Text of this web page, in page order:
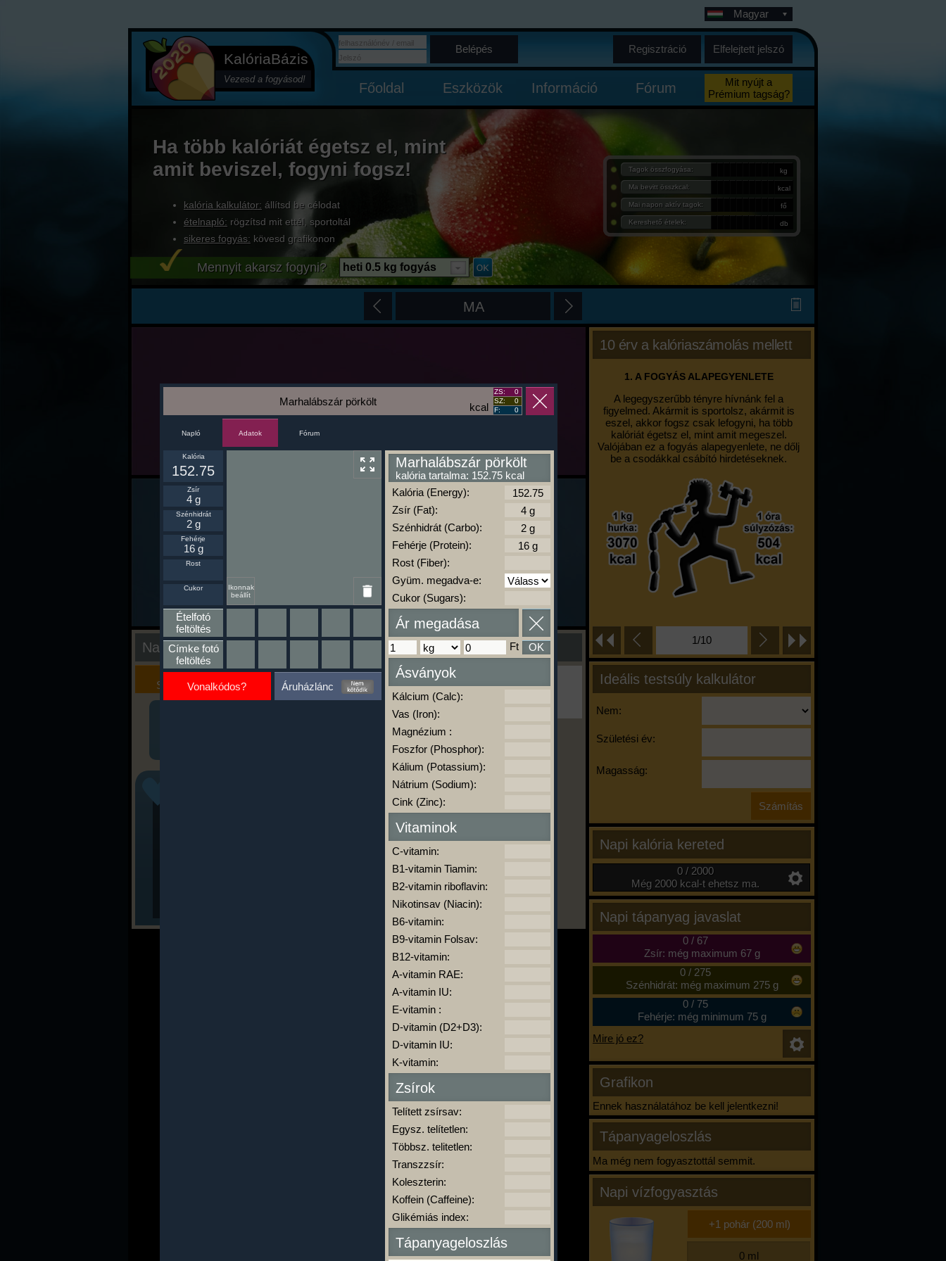
KalóriaBázis
Vezesd a fogyásod!
Magyar
Belépés Regisztráció Elfelejtett jelszó
Főoldal Eszközök Információ Fórum
Mit nyújt a
Prémium tagság?
Ha több kalóriát égetsz el, mint
amit beviszel, fogyni fogsz!
kalória kalkulátor: állítsd be célodat
ételnapló: rögzítsd mit ettél, sportoltál
sikeres fogyás: kövesd grafikonon
Tagok összfogyása: kg
Ma bevitt összkcal: kcal
Mai napon aktív tagok: fő
Kereshető ételek: db
Mennyit akarsz fogyni? heti 0.5 kg fogyás
MA
10 érv a kalóriaszámolás mellett
1. A FOGYÁS ALAPEGYENLETE
A legegyszerűbb tényre hívnánk fel a
figyelmed. Akármit is sportolsz, akármit is
eszel, akkor fogsz csak lefogyni, ha több
kalóriát égetsz el, mint amit megeszel.
Valójában ez a fogyás alapegyenlete, ne dőlj
be a csodákkal csábító hirdetéseknek.
1/10
Ideális testsúly kalkulátor
Nem:
Születési év:
Magasság:
Napi kalória kereted
0 / 2000
Még 2000 kcal-t ehetsz ma.
Napi tápanyag javaslat
0/ 67
Zsír: még maximum 67 g
0/ 275
Szénhidrát: még maximum 275 g
0/ 75
Fehérje: még minimum 75 g
Mire jó ez?
Grafikon
Ennek használatához be kell jelentkezni!
Tápanyageloszlás
Ma még nem fogyasztottál semmit.
Napi vízfogyasztás
Nap kiértékelése
Kalória
Szimulátor
Szöveges
Értékelés
Ha ma már nem eszel/sportolsz többet,
kattints a kiértékelésre!
A Kalória Szimulátor Prémium funkció.
-
kcal
Marhalábszár pörkölt
ZS:
0
SZ:
0
F:
0
Napló Adatok Fórum
Ikonnak
beállít
Kalória
152.75
Zsír
4 g
Szénhidrát
2 g
Fehérje
16 g
Rost
Cukor
Ételfotó
feltöltés
Címke fotó
feltöltés
Vonalkódos? Áruházlánc
Marhalábszár pörkölt
kalória tartalma: 152.75 kcal
Kalória (Energy):
Zsír (Fat):
Szénhidrát (Carbo):
Fehérje (Protein):
Rost (Fiber):
Gyüm. megadva-e:
Cukor (Sugars):
Ár megadása
Ft OK
Ásványok
Kálcium (Calc):
Vas (Iron):
Magnézium :
Foszfor (Phosphor):
Kálium (Potassium):
Nátrium (Sodium):
Cink (Zinc):
Vitaminok
C-vitamin:
B1-vitamin Tiamin:
B2-vitamin riboflavin:
Nikotinsav (Niacin):
B6-vitamin:
B9-vitamin Folsav:
B12-vitamin:
A-vitamin RAE:
A-vitamin IU:
E-vitamin :
D-vitamin (D2+D3):
D-vitamin IU:
K-vitamin:
Zsírok
Telített zsírsav:
Egysz. telítetlen:
Többsz. telitetlen:
Transzzsír:
Koleszterin:
Koffein (Caffeine):
Glikémiás index:
Tápanyageloszlás